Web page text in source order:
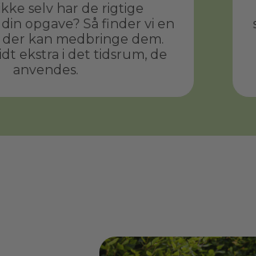
selv har de rigtige
opgave? Så finder vi en
der kan medbringe dem.
ekstra i det tidsrum, de
anvendes.